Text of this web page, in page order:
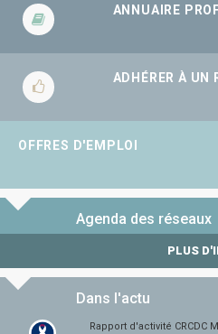
ANNUAIRE
ADHÉRER À UN
OFFRES D'EMPLOI
Agenda des réseaux
PLUS
Dans l'actu
Rapport d'activité CRCDC